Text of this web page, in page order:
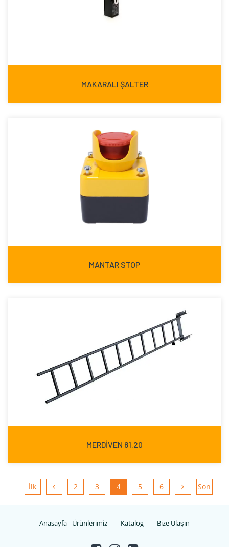
MAKARALI ŞALTER
MANTAR STOP
MERDİVEN 81.20
İlk 2 3 4 5 6 Son
Anasayfa Ürünlerimiz Katalog Bize Ulaşın